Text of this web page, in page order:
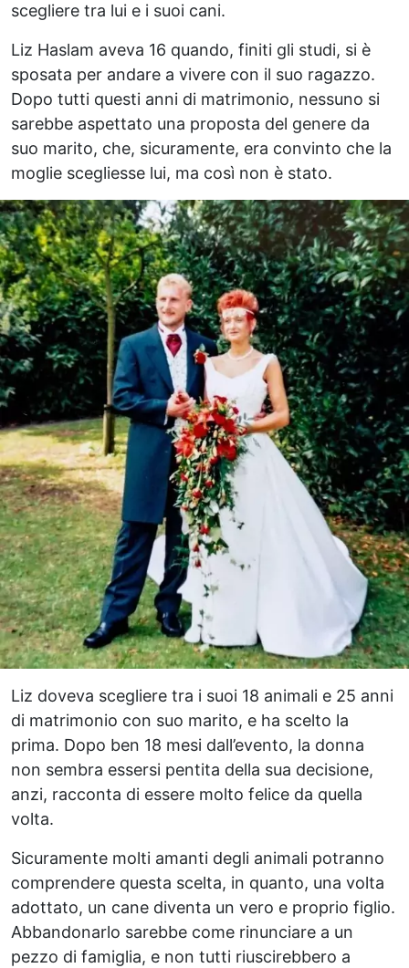
scegliere tra lui e i suoi cani.
Liz Haslam aveva 16 quando, finiti gli studi, si è
sposata per andare a vivere con il suo ragazzo.
Dopo tutti questi anni di matrimonio, nessuno si
sarebbe aspettato una proposta del genere da
suo marito, che, sicuramente, era convinto che la
moglie scegliesse lui, ma così non è stato.
Liz doveva scegliere tra i suoi 18 animali e 25 anni
di matrimonio con suo marito, e ha scelto la
prima. Dopo ben 18 mesi dall’evento, la donna
non sembra essersi pentita della sua decisione,
anzi, racconta di essere molto felice da quella
volta.
Sicuramente molti amanti degli animali potranno
comprendere questa scelta, in quanto, una volta
adottato, un cane diventa un vero e proprio figlio.
Abbandonarlo sarebbe come rinunciare a un
pezzo di famiglia, e non tutti riuscirebbero a